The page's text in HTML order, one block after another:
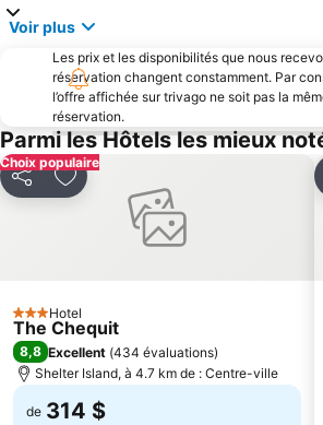
Voir plus
Les prix et les disponibilités que nous
réservation changent constamment. Par
l’offre affichée sur trivago ne soit pas la
réservation.
Parmi les Hôtels les mieux
Choix populaire
PartagerAjouter à mes favoris
3 Étoiles
Hotel
The Chequit
8,8 Excellent (434 évaluations)
Shelter Island, à 4.7 km de : Centre-ville
de 314 $